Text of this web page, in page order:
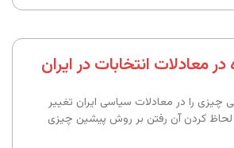
در معادلات انتخابات در ایران
چیزی را در معادلات سیاسی ایران تغییر
کردن آن رفتن بر روش پیشین چیزی